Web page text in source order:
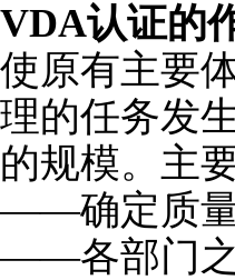
VDA认证的
使原有主要
理的任务发
的规模。主
——确定质量
——各部门之